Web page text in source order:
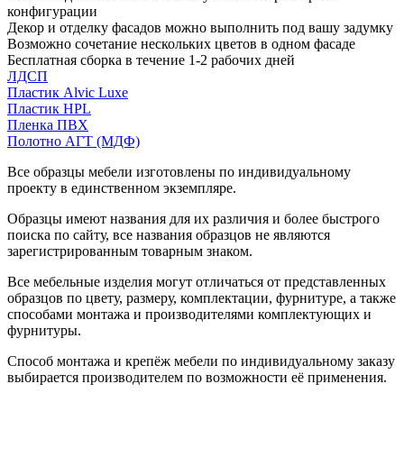
конфигурации
Декор и отделку фасадов можно выполнить под вашу задумку
Возможно сочетание нескольких цветов в одном фасаде
Бесплатная сборка в течение 1-2 рабочих дней
ЛДСП
Пластик Alvic Luxe
Пластик HPL
Пленка ПВХ
Полотно АГТ (МДФ)
Все образцы мебели изготовлены по индивидуальному
проекту в единственном экземпляре.
Образцы имеют названия для их различия и более быстрого
поиска по сайту, все названия образцов не являются
зарегистрированным товарным знаком.
Все мебельные изделия могут отличаться от представленных
образцов по цвету, размеру, комплектации, фурнитуре, а также
способами монтажа и производителями комплектующих и
фурнитуры.
Способ монтажа и крепёж мебели по индивидуальному заказу
выбирается производителем по возможности её применения.